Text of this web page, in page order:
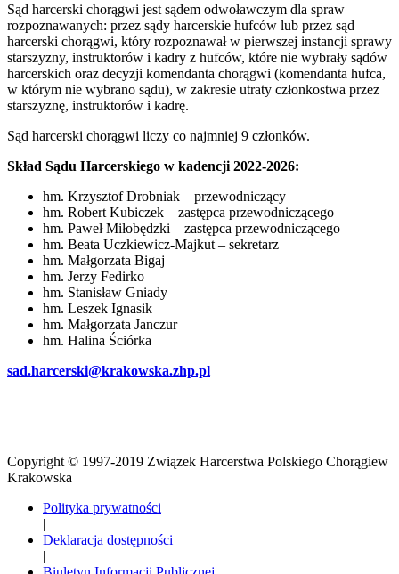
Sąd harcerski chorągwi jest sądem odwoławczym dla spraw
rozpoznawanych: przez sądy harcerskie hufców lub przez sąd
harcerski chorągwi, który rozpoznawał w pierwszej instancji sprawy
starszyzny, instruktorów i kadry z hufców, które nie wybrały sądów
harcerskich oraz decyzji komendanta chorągwi (komendanta hufca,
w którym nie wybrano sądu), w zakresie utraty członkostwa przez
starszyznę, instruktorów i kadrę.
Sąd harcerski chorągwi liczy co najmniej 9 członków.
Skład Sądu Harcerskiego w kadencji 2022-2026:
hm. Krzysztof Drobniak – przewodniczący
hm. Robert Kubiczek – zastępca przewodniczącego
hm. Paweł Miłobędzki – zastępca przewodniczącego
hm. Beata Uczkiewicz-Majkut – sekretarz
hm. Małgorzata Bigaj
hm. Jerzy Fedirko
hm. Stanisław Gniady
hm. Leszek Ignasik
hm. Małgorzata Janczur
hm. Halina Ściórka
sad.harcerski@krakowska.zhp.pl
Copyright © 1997-2019 Związek Harcerstwa Polskiego Chorągiew
Krakowska |
Polityka prywatności
|
Deklaracja dostępności
|